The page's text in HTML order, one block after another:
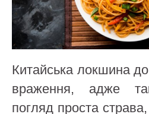
Китайська локшина
враження, адже
погляд проста